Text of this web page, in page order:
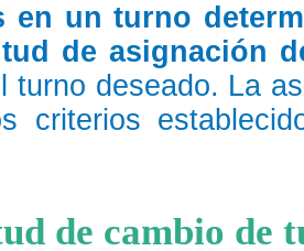
en un turno
de asignación
turno deseado. La
criterios
de cambio de